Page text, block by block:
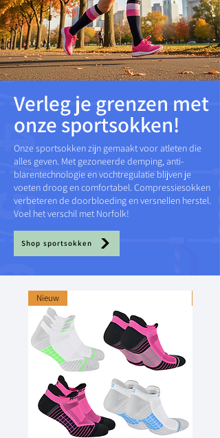
Verleg je grenzen met
onze sportsokken!
Onze sportsokken zijn gemaakt voor atleten die
alles geven. Met gezoneerde demping, anti-
blarentechnologie en vochtregulatie blijven je
voeten droog en comfortabel. Compressiesokken
verbeteren de doorbloeding en versnellen herstel.
Voel het verschil met Norfolk!
Shop sportsokken
Nieuw